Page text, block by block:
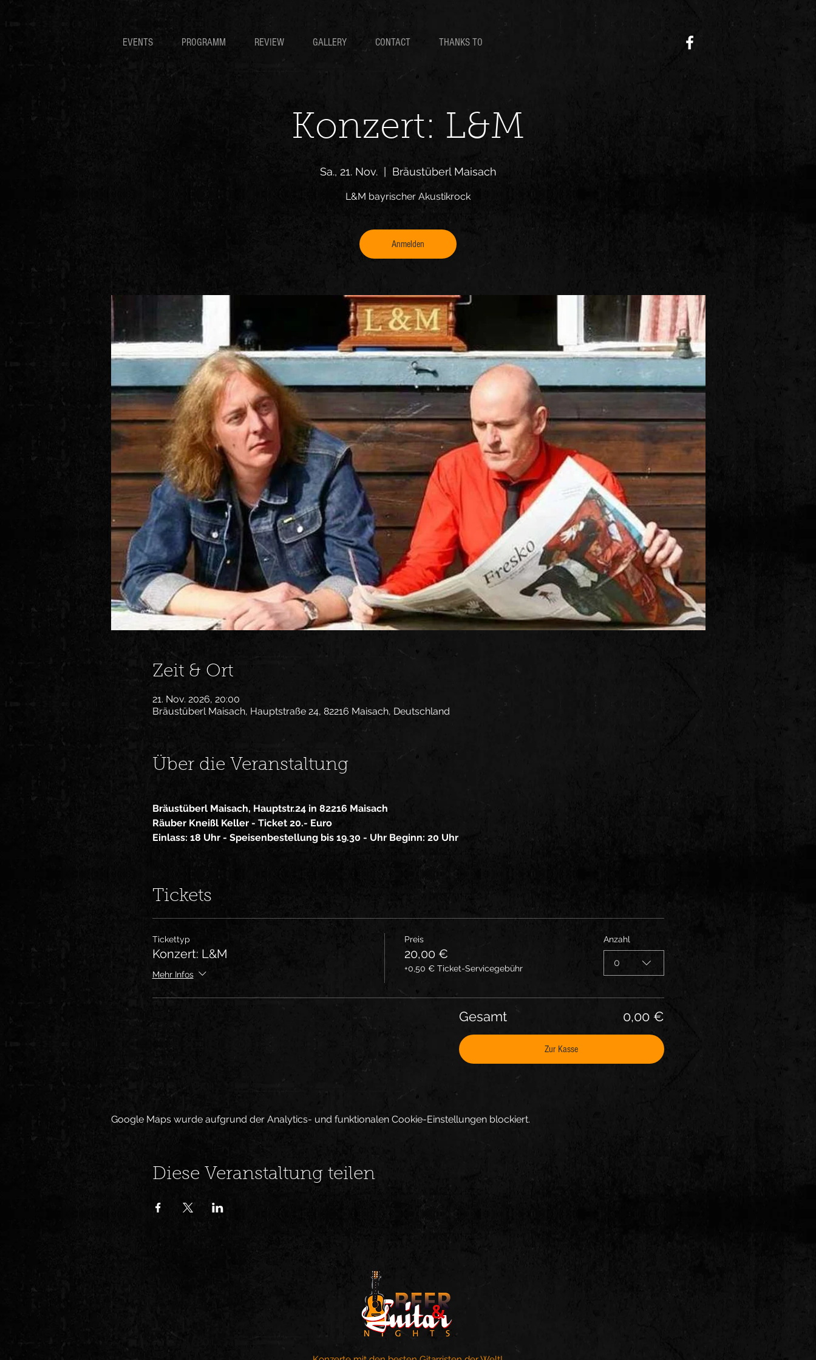
EVENTS PROGRAMM REVIEW GALLERY CONTACT THANKS TO
Konzert: L&M
Sa., 21. Nov.
  |
Bräustüberl Maisach
L&M bayrischer Akustikrock
Anmelden
Zeit & Ort
21. Nov. 2026, 20:00
Bräustüberl Maisach, Hauptstraße 24, 82216 Maisach, Deutschland
Über die Veranstaltung
Bräustüberl Maisach, Hauptstr.24 in 82216 Maisach
Räuber Kneißl Keller - Ticket 20.- Euro
Einlass: 18 Uhr - Speisenbestellung bis 19.30 - Uhr Beginn: 20 Uhr
Tickets
Tickettyp
Konzert: L&M
Mehr Infos
Preis
20,00 €
+0,50 € Ticket-Servicegebühr
Anzahl
0
Gesamt 0,00 €
Zur Kasse
Google Maps wurde aufgrund der Analytics- und funktionalen Cookie-Einstellungen blockiert.
Diese Veranstaltung teilen